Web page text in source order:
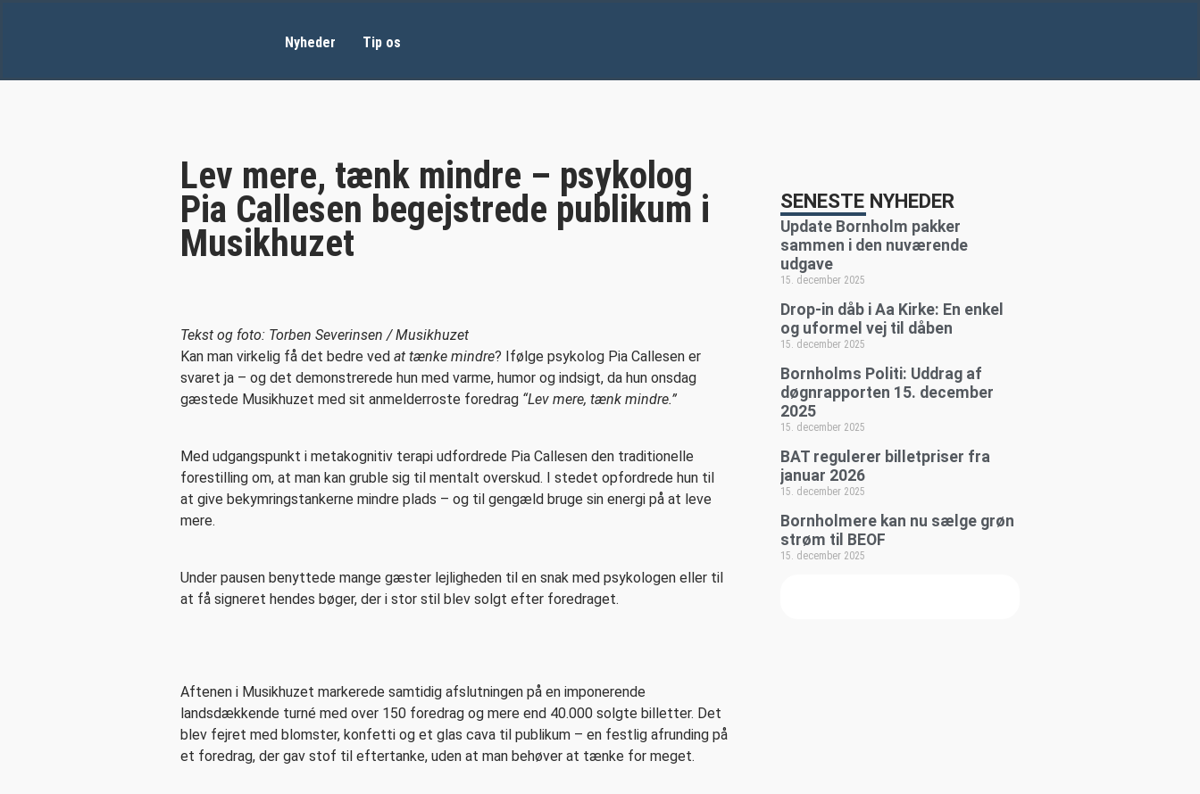
Nyheder Tip os
Lev mere, tænk mindre – psykolog
Pia Callesen begejstrede publikum i
Musikhuzet
Tekst og foto: Torben Severinsen / Musikhuzet
Kan man virkelig få det bedre ved at tænke mindre? Ifølge psykolog Pia Callesen er
svaret ja – og det demonstrerede hun med varme, humor og indsigt, da hun onsdag
gæstede Musikhuzet med sit anmelderroste foredrag “Lev mere, tænk mindre.”
Med udgangspunkt i metakognitiv terapi udfordrede Pia Callesen den traditionelle
forestilling om, at man kan gruble sig til mentalt overskud. I stedet opfordrede hun til
at give bekymringstankerne mindre plads – og til gengæld bruge sin energi på at leve
mere.
Under pausen benyttede mange gæster lejligheden til en snak med psykologen eller til
at få signeret hendes bøger, der i stor stil blev solgt efter foredraget.
Aftenen i Musikhuzet markerede samtidig afslutningen på en imponerende
landsdækkende turné med over 150 foredrag og mere end 40.000 solgte billetter. Det
blev fejret med blomster, konfetti og et glas cava til publikum – en festlig afrunding på
et foredrag, der gav stof til eftertanke, uden at man behøver at tænke for meget.
SENESTE NYHEDER
Update Bornholm pakker
sammen i den nuværende
udgave
15. december 2025
Drop-in dåb i Aa Kirke: En enkel
og uformel vej til dåben
15. december 2025
Bornholms Politi: Uddrag af
døgnrapporten 15. december
2025
15. december 2025
BAT regulerer billetpriser fra
januar 2026
15. december 2025
Bornholmere kan nu sælge grøn
strøm til BEOF
15. december 2025